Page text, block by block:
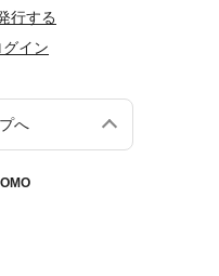
行する
イン
へ